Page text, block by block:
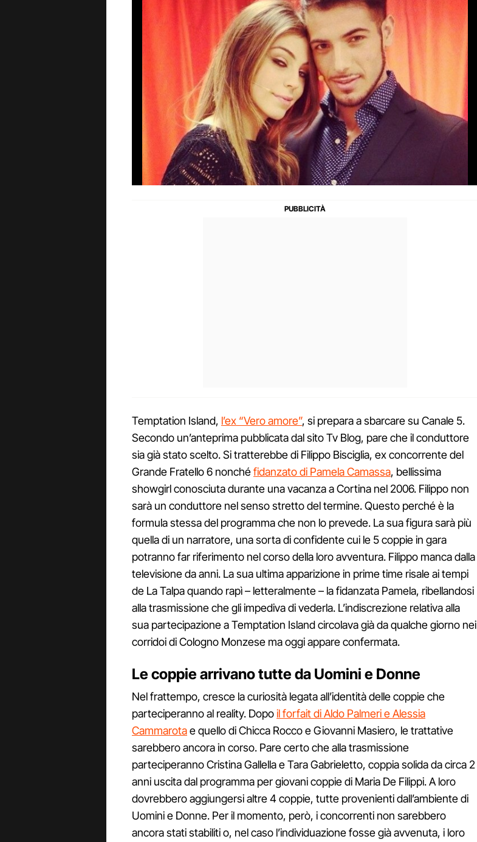
Temptation Island, l’ex “Vero amore”, si prepara a sbarcare su Canale 5.
Secondo un’anteprima pubblicata dal sito Tv Blog, pare che il conduttore
sia già stato scelto. Si tratterebbe di Filippo Bisciglia, ex concorrente del
Grande Fratello 6 nonchéfidanzato di Pamela Camassa, bellissima
showgirl conosciuta durante una vacanza a Cortina nel 2006. Filippo non
sarà un conduttore nel senso stretto del termine. Questo perché è la
formula stessa del programma che non lo prevede. La sua figura sarà più
quella di un narratore, una sorta di confidente cui le 5 coppie in gara
potranno far riferimento nel corso della loro avventura. Filippo manca dalla
televisione da anni. La sua ultima apparizione in prime time risale ai tempi
de La Talpa quando rapì – letteralmente – la fidanzata Pamela, ribellandosi
alla trasmissione che gli impediva di vederla. L’indiscrezione relativa alla
sua partecipazione a Temptation Island circolava già da qualche giorno nei
corridoi di Cologno Monzese ma oggi appare confermata.
Le coppie arrivano tutte da Uomini e Donne
Nel frattempo, cresce la curiosità legata all’identità delle coppie che
parteciperanno al reality. Dopoil forfait di Aldo Palmeri e Alessia
Cammarotae quello di Chicca Rocco e Giovanni Masiero, le trattative
sarebbero ancora in corso. Pare certo che alla trasmissione
parteciperanno Cristina Gallella e Tara Gabrieletto, coppia solida da circa 2
anni uscita dal programma per giovani coppie di Maria De Filippi. A loro
dovrebbero aggiungersi altre 4 coppie, tutte provenienti dall’ambiente di
Uomini e Donne. Per il momento, però, i concorrenti non sarebbero
ancora stati stabiliti o, nel caso l’individuazione fosse già avvenuta, i loro